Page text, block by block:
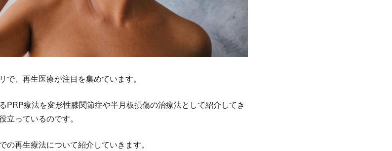
、再生医療が注目を集めています。
PRP療法を変形性膝関節症や半月板損傷の治療法として紹介してき
立っているのです。
再生療法について紹介していきます。